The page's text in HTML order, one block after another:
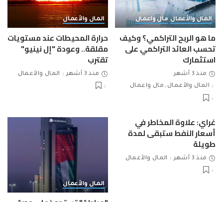
المال والأعمال مال واعمال
ما هو الربح التراكمي؟ وكيف
تحسب العائد التراكمي على
استثمارك
منذ 3 أشهر
المال والأعمال
مال واعمال
المال والأعمال
حرارة المحيطات عند مستويات
مقلقة.. وعودة "إل نينيو"
تقترب
منذ 3 أشهر المال والأعمال
غراي: علاوة المخاطر في
أسعار النفط ستبقى لمدة
طويلة
منذ 3 أشهر المال والأعمال
المال والأعمال